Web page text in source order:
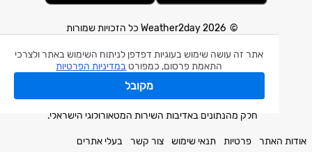
אתר זה עושה שימוש בעוגיות דפדפן לניתוח השימוש באתר ולצרכי
התאמת פרסום, כמפורט במדיניות הפרטיות
מקובל
© 2026 Weather2day כל הזכויות שמורות
אפליקצית מזג אוויר
אפליקצית רעידת אדמה
אפליקצית מכ"ם גשם
חלק מהנתונים באדיבות השירות המטאורולוגי הישראלי.
אודות האתר פרטיות תנאי שימוש צור קשר בעלי אתרים